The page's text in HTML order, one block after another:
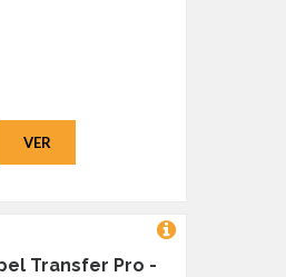
VER
Transfer Pro -